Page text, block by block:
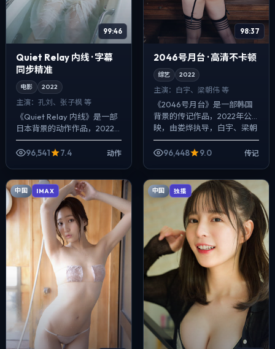
99:46
Quiet Relay 内线 · 字幕
同步精准
电影 2022
主演： 孔刘、张子枫 等
《Quiet Relay 内线》是一部
日本背景的动作作品，2022
年公映，由许鞍华执导，孔
刘、张子枫、秦昊等主演。影
96,541 7.4 动作
98:37
2046号月台 · 高清不卡顿
综艺 2022
主演： 白宇、梁朝伟 等
《2046号月台》是一部韩国
背景的传记作品，2022年公
映，由娄烨执导，白宇、梁朝
伟、周迅等主演。配乐克制，
关键场面反而以环境声托情
96,448 9.0 传记
中国 IMAX 中国 独播